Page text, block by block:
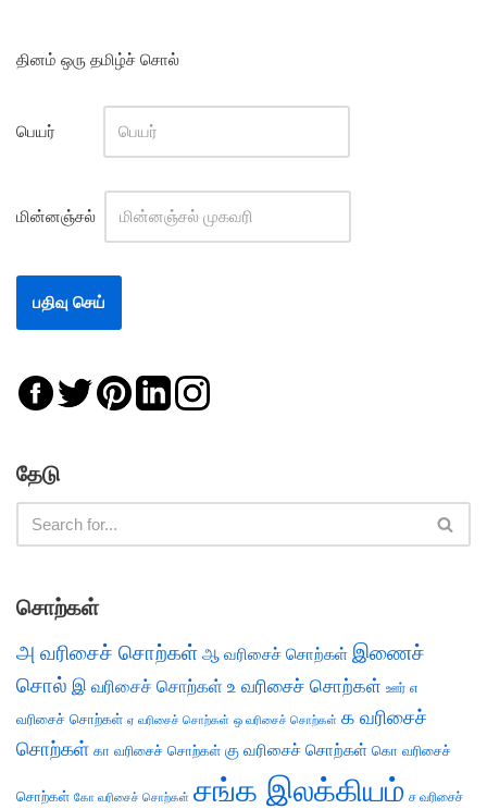
தினம் ஒரு தமிழ்ச் சொல்
பெயர்
மின்னஞ்சல்
தேடு
சொற்கள்
அ வரிசைச் சொற்கள் ஆ வரிசைச் சொற்கள் இணைச்
சொல் இ வரிசைச் சொற்கள் உ வரிசைச் சொற்கள் ஊர் எ
வரிசைச் சொற்கள் ஏ வரிசைச் சொற்கள் ஒ வரிசைச் சொற்கள் க வரிசைச்
சொற்கள் கா வரிசைச் சொற்கள் கு வரிசைச் சொற்கள் கொ வரிசைச்
சொற்கள் கோ வரிசைச் சொற்கள் சங்க இலக்கியம் ச வரிசைச்